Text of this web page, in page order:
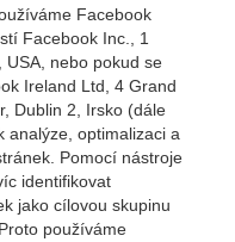
Facebook
Facebook Inc., 1
USA, nebo pokud se
Ireland Ltd, 4 Grand
Dublin 2, Irsko (dále
analýze, optimalizaci a
Pomocí nástroje
identifikovat
jako cílovou skupinu
používáme